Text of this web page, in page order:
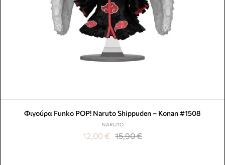
Φιγούρα Funko POP! Naruto Shippuden – Konan #1508
NARUTO
15,90€
12,00€